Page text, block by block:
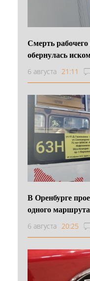
Смерть
обернулась
6 августа 21:11
В Оренбурге
одного маршрута
6 августа 20:25